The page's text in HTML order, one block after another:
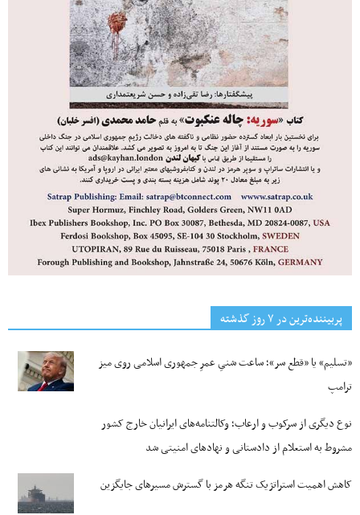
پربیننده‌ترین‌ در ۷ روز گذشته
«تسلیم» یا «قطع سر»؛ ساعت شنیِ عمرِ جمهوری اسلامی روی میز
ترامپ
نوع دیگری از سرکوب و ارعاب؛ وکالتنامه‌های ایرانیان خارج کشور
مشروط به استعلام از دادستانی و نهادهای امنیتی شد
کاهش اهمیت استراتژیک تنگه‌ هرمز با گسترش مسیرهای جایگزین